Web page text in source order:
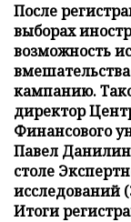
После
выборах
возможность
кампанию.
директор
Финансового
Павел
столе
исследований
Итоги